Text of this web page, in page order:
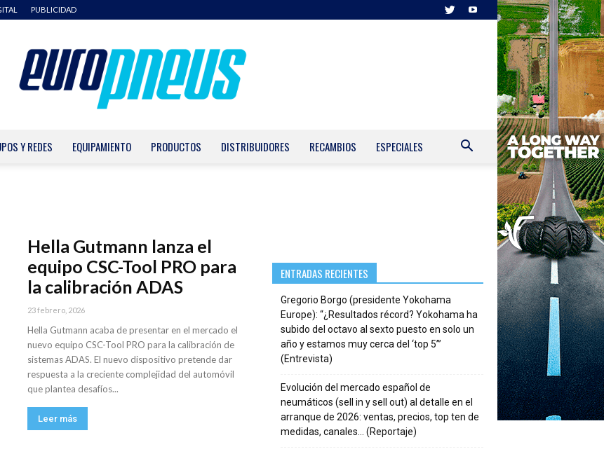
PUBLICIDAD
Y REDES EQUIPAMIENTO PRODUCTOS DISTRIBUIDORES RECAMBIOS ESPECIALES
Hella Gutmann lanza el
equipo CSC-Tool PRO para
la calibración ADAS
23 febrero, 2026
Hella Gutmann acaba de presentar en el mercado el
nuevo equipo CSC-Tool PRO para la calibración de
sistemas ADAS. El nuevo dispositivo pretende dar
respuesta a la creciente complejidad del automóvil
que plantea desafíos...
Leer más
ENTRADAS RECIENTES
Gregorio Borgo (presidente Yokohama
Europe): “¿Resultados récord? Yokohama ha
subido del octavo al sexto puesto en solo un
año y estamos muy cerca del ‘top 5’”
(Entrevista)
Evolución del mercado español de
neumáticos (sell in y sell out) al detalle en el
arranque de 2026: ventas, precios, top ten de
medidas, canales… (Reportaje)